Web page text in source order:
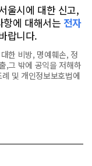
울시에 대한 신고,
에 대해서는 전자
랍니다.
한 비방, 명예훼손, 정
,그 밖에 공익을 저해하
및 개인정보보호법에